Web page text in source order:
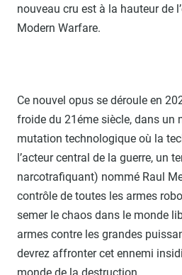
nouveau cru est à la hauteur de
Modern Warfare.
Ce nouvel opus se déroule en
froide du 21éme siècle, dans un
mutation technologique où la
l’acteur central de la guerre, un
narcotrafiquant) nommé Raul
contrôle de toutes les armes
semer le chaos dans le monde
armes contre les grandes
devrez affronter cet ennemi
monde de la destruction.